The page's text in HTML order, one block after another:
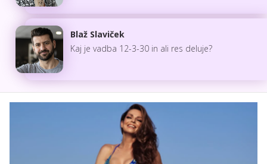
Blaž Slaviček
Kaj je vadba 12-3-30 in ali res deluje?